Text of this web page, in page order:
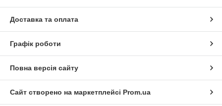
Доставка та оплата
Графік роботи
Повна версія сайту
Сайт створено на маркетплейсі Prom.ua